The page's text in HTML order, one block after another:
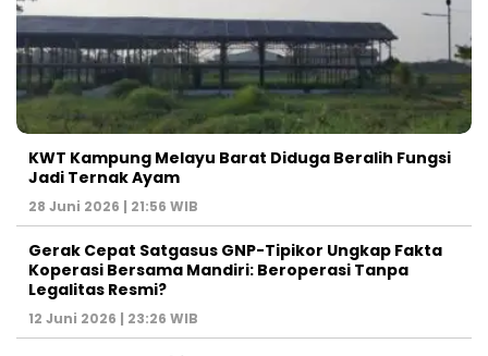
KWT Kampung Melayu Barat Diduga Beralih Fungsi
Jadi Ternak Ayam
28 Juni 2026 | 21:56 WIB
Gerak Cepat Satgasus GNP-Tipikor Ungkap Fakta
Koperasi Bersama Mandiri: Beroperasi Tanpa
Legalitas Resmi?
12 Juni 2026 | 23:26 WIB